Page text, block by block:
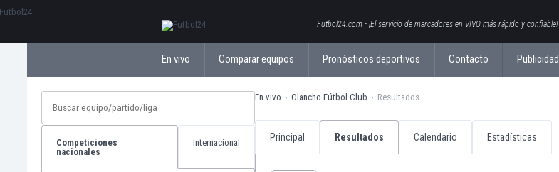
Futbol24.com - ¡El servicio de marcadores en VIVO más rápido y confiable!
En vivo Comparar equipos Pronósticos deportivos Contacto Publicidad
Competiciones
nacionales
Internacional
En vivo Olancho Fútbol Club Resultados
Principal Resultados Calendario Estadísticas